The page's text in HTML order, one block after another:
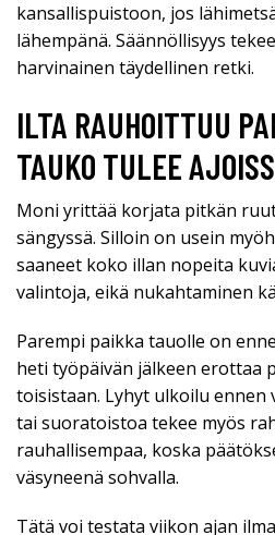
kansallispuistoon, jos
lähempänä. Säännöllisyys
harvinainen täydellinen retki.
ILTA RAUHOITTUU
TAUKO TULEE
Moni yrittää korjata pitkän
sängyssä. Silloin on usein
saaneet koko illan nopeita
valintoja, eikä nukahtaminen
Parempi paikka tauolle on
heti työpäivän jälkeen erottaa
toisistaan. Lyhyt ulkoilu ennen
tai suoratoistoa tekee myös
rauhallisempaa, koska
väsyneenä sohvalla.
Tätä voi testata viikon ajan